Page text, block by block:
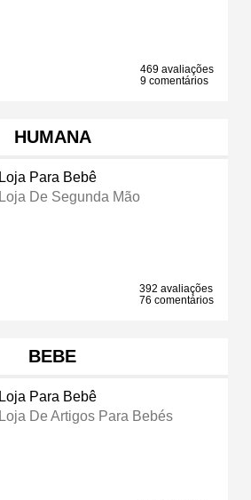
469 avaliações
9 comentários
HUMANA
Loja Para Bebê
Loja De Segunda Mão
392 avaliações
76 comentários
BEBE
Loja Para Bebê
Loja De Artigos Para Bebés